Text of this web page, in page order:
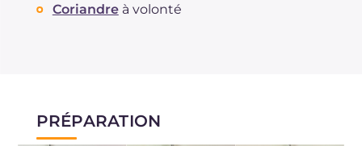
Coriandre à volonté
PRÉPARATION